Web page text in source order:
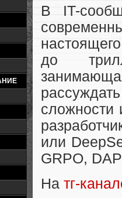
В IT-
до
сложности
или
GRPO,
На тг-